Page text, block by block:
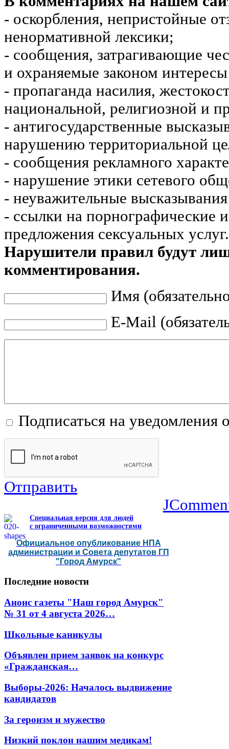
- оскорбления, непристойные
ненормативной лексики;
- сообщения, затрагивающие
и охраняемые законом
- пропаганда насилия,
национальной, религиозной и
- антигосударственные
нарушению территориальной
- сообщения рекламного
- нарушение этики сетевого
- неуважительные
- ссылки на порнографические
предложения сексуальных услуг.
Нарушители правил будут
комментирования.
Имя
E-Mail
Подписаться на уведомления
Отправить
Специальная версия для людей
с ограниченными возможностями
Официальное опубликование НПА
администрации и Совета депутатов ГП
"Город Амурск"
Последние новости
Анонс газеты "Наш город Амурск"
№ 31 от 4 августа 2026…
Школьные каникулы
Объявлен прием заявок на конкурс
«Гражданская…
Выборы-2026: Началось выдвижение
кандидатов
За героизм и мужество
Низкий поклон нашим медикам!